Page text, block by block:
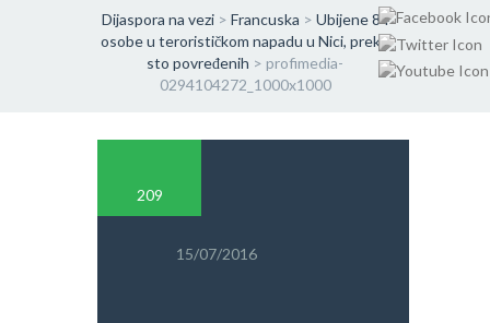
KORISNE ADRESE
KONTAKT
Dijaspora na vezi> Francuska > Ubijene 84
osobe u terorističkom napadu u Nici, preko
sto povređenih > profimedia-
0294104272_1000x1000
209
15/07/2016